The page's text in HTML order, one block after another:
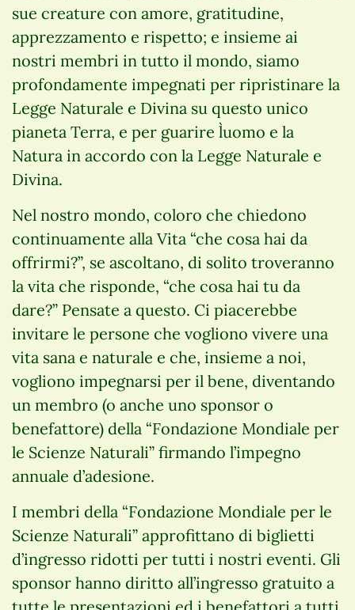
sue creature con amore, gratitudine,
apprezzamento e rispetto; e insieme ai
nostri membri in tutto il mondo, siamo
profondamente impegnati per ripristinare la
Legge Naturale e Divina su questo unico
pianeta Terra, e per guarire l`uomo e la
Natura in accordo con la Legge Naturale e
Divina.
Nel nostro mondo, coloro che chiedono
continuamente alla Vita “che cosa hai da
offrirmi?”, se ascoltano, di solito troveranno
la vita che risponde, “che cosa hai tu da
dare?” Pensate a questo. Ci piacerebbe
invitare le persone che vogliono vivere una
vita sana e naturale e che, insieme a noi,
vogliono impegnarsi per il bene, diventando
un membro (o anche uno sponsor o
benefattore) della “Fondazione Mondiale per
le Scienze Naturali” firmando l’impegno
annuale d’adesione.
I membri della “Fondazione Mondiale per le
Scienze Naturali” approfittano di biglietti
d’ingresso ridotti per tutti i nostri eventi. Gli
sponsor hanno diritto all’ingresso gratuito a
tutte le presentazioni ed i benefattori a tutti